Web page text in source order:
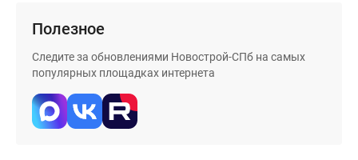
коттеджные
поселки
Коттеджные
поселки
Полезное
Следите за обновлениями Новострой-СПб на самых
популярных площадках интернета